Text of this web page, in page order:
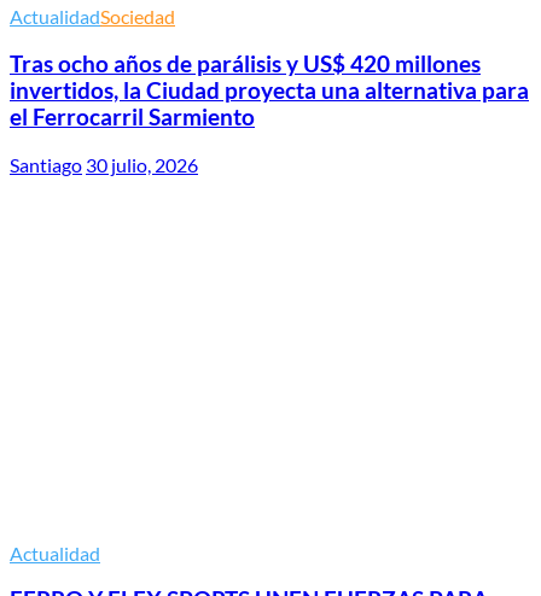
ActualidadSociedad
Tras ocho años de parálisis y US$ 420 millones
invertidos, la Ciudad proyecta una alternativa para
el Ferrocarril Sarmiento
Santiago 30 julio, 2026
Actualidad